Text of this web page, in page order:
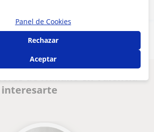
de Italiano en Valencia
Panel de Cookies
Rechazar
Aceptar